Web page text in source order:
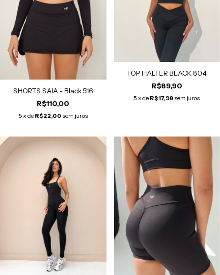
SHORTS SAIA - Black 516
R$110,00
5 x de R$22,00 sem juros
TOP HALTER BLACK 804
R$89,90
5 x de R$17,98 sem juros